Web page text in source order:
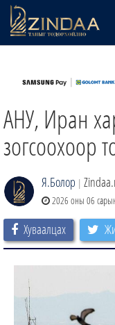
ТВ8
ӨГЛӨӨНИЙ СОНИН
АУДИО ЗОХИОЛ
АНУ, Иран
зогсоохоор
Я.Болор |
2026 оны 06
Хуваалцах